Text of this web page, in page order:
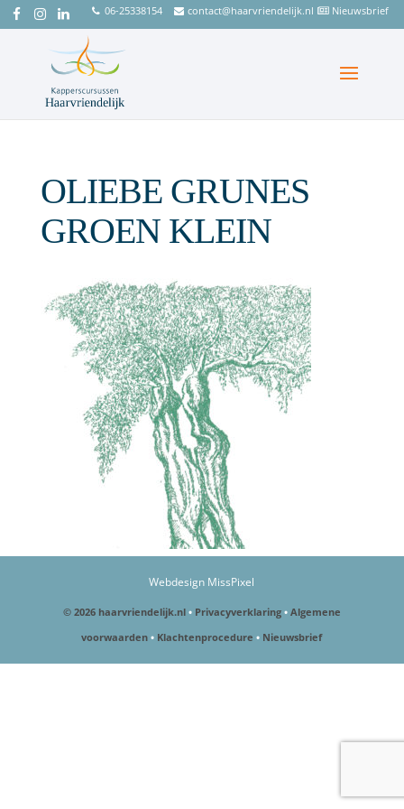
06-25338154 contact@haarvriendelijk.nl Nieuwsbrief
OLIEBE GRUNES
GROEN KLEIN
Webdesign MissPixel
© 2026 haarvriendelijk.nl • Privacyverklaring • Algemene
voorwaarden • Klachtenprocedure • Nieuwsbrief